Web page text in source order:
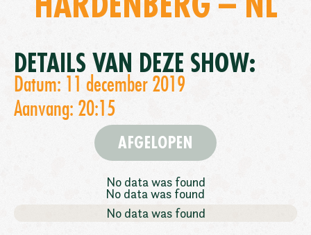
DETAILS VAN DEZE SHOW:
Datum: 11 december 2019
Aanvang: 20:15
AFGELOPEN
No data was found
No data was found
No data was found